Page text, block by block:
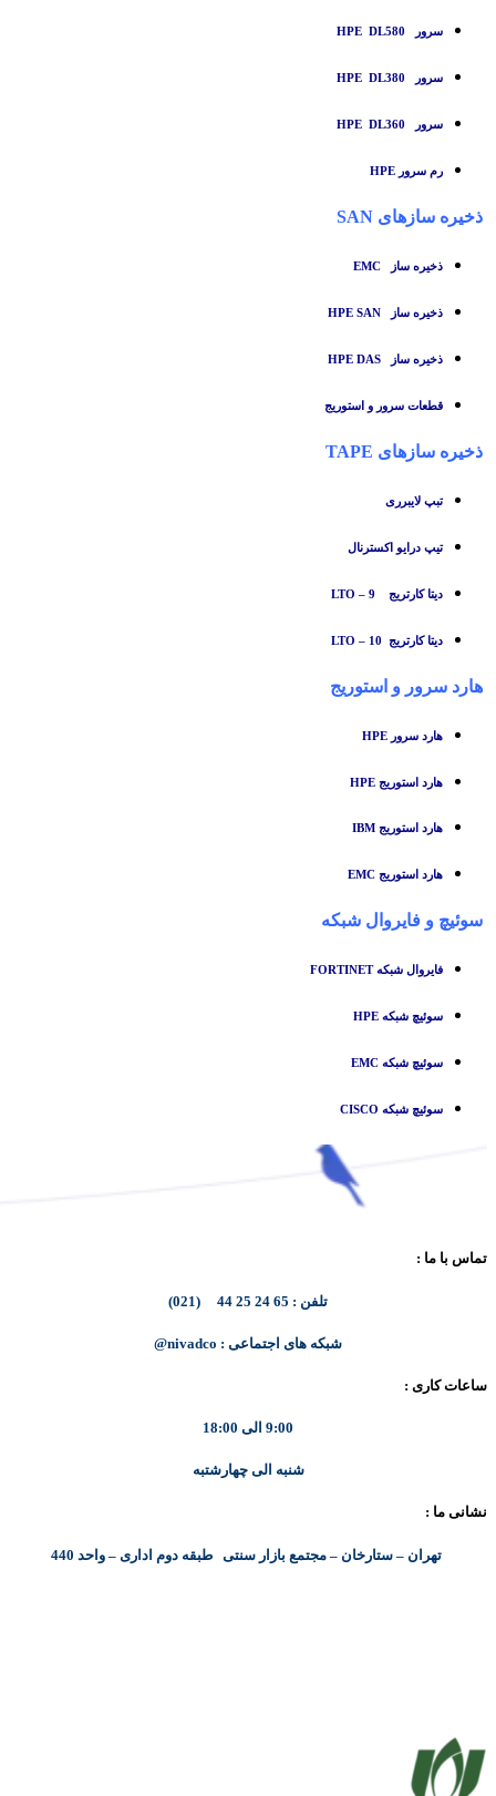
سرور HPE DL580
سرور HPE DL380
سرور HPE DL360
رم سرور HPE
ذخیره سازهای SAN
ذخیره ساز
ذخیره ساز HPE SAN
ذخیره ساز HPE DAS
قطعات سرور و استوریج
ذخیره سازهای TAPE
تبپ لایبرری
تیپ درایو اکسترنال
دیتا کارتریج LTO – 9
دیتا کارتریج LTO – 10
هارد سرور و استوریج
هارد سرور HPE
هارد استوریج HPE
هارد استوریج IBM
هارد استوریج EMC
سوئیچ و فایروال شبکه
فایروال شبکه FORTINET
سوئیچ شبکه HPE
سوئیچ شبکه EMC
سوئیچ شبکه CISCO
تماس با ما :
تلفن : 65 24 25 44 (021)
شبکه های اجتماعی : nivadco@
ساعات کاری :
9:00 الی 18:00
شنبه الی چهارشتبه
نشانی ما :
تهران – ستارخان – مجتمع بازار سنتی طبقه دوم اداری – واحد 440